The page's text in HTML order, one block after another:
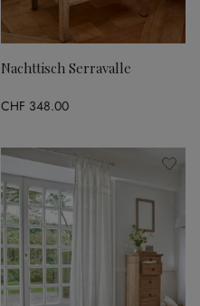
Nachttisch Serravalle
CHF 348.00